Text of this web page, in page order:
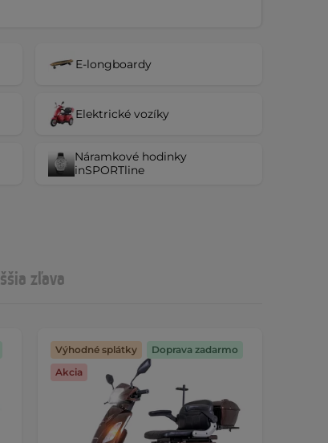
E-longboardy
Elektrické vozíky
Náramkové hodinky
inSPORTline
zľava
Výhodné splátky
Doprava zadarmo
Akcia